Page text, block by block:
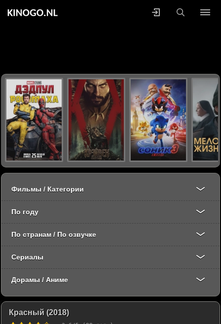
Красный (2018)
Фильмы / Категории
По году
По странам / По озвучке
Сериалы
Дорамы / Аниме